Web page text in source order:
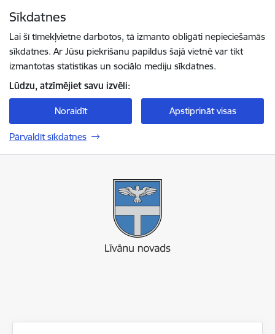
Sīkdatnes
Lai šī tīmekļvietne darbotos, tā izmanto obligāti nepieciešamās
sīkdatnes. Ar Jūsu piekrišanu papildus šajā vietnē var tikt
izmantotas statistikas un sociālo mediju sīkdatnes.
Lūdzu, atzīmējiet savu izvēli:
Noraidīt Apstiprināt visas
Pārvaldīt sīkdatnes